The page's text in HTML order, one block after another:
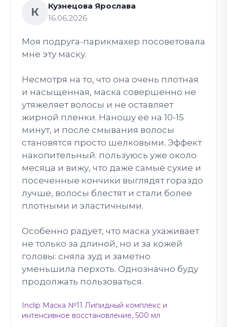
К
Кузнецова Ярослава
16.06.2026
Моя подруга-парикмахер посоветовала
мне эту маску.
Несмотря на то, что она очень плотная
и насыщенная, маска совершенно не
утяжеляет волосы и не оставляет
жирной пленки. Наношу её на 10-15
минут, и после смывания волосы
становятся просто шелковыми. Эффект
накопительный: пользуюсь уже около
месяца и вижу, что даже самые сухие и
посеченные кончики выглядят гораздо
лучше, волосы блестят и стали более
плотными и эластичными.
Особенно радует, что маска ухаживает
не только за длиной, но и за кожей
головы: сняла зуд и заметно
уменьшила перхоть. Однозначно буду
продолжать пользоваться.
Inclip Маска №11 Липидный комплекс и
интенсивное восстановление, 500 мл